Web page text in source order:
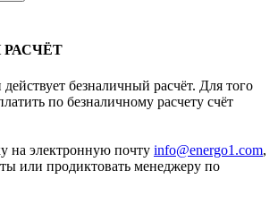
безналичный расчёт. Для того
по безналичному расчету счёт
на электронную почту info@energo1.com,
или продиктовать менеджеру по